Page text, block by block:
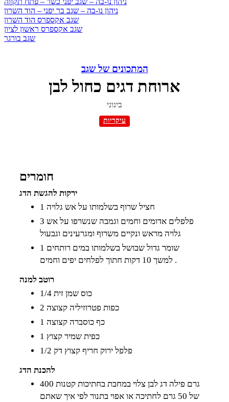
ניהון נו-בה – שגב בר יפני – הוד השרון
שגב אקספרס הוד השרון
שגב אקספרס ראשון לציון
שגב בורגר
המתכונים של שגב
ארוחת דגים כחול לבן
בינוני
עיקריות
חומרים
ירקות להגשת הדג
1 חציל שרוף בשלמותו על אש גלויה
3 פלפלים אדומים וחמים וגמבה שנשרפו על אש
גלויה מראש ונקיים משרוף ומגרעינים וגבעול
1 שומר גדול שבושל בשלמותו במים רותחים
למשך 10 דקות חתוך לפלחים יפים וחמים .
רוטב למנה
1/4 כוס שמן זית
2 כפות פטרוזיליה קצוצה
1 כף כוסברה קצוצה
1 כפית שמיר קצוץ
1/2 פלפל ירוק חריף קצוץ דק
להכנת הדג
400 גרם פילה דג לבן צלוי במחבת בחתיכות קטנות
של 50 גרם לחתיכה או אפוי בתנור לפי איך שאתם